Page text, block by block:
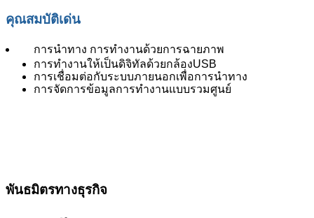
คุณสมบัติเด่น
การนำทาง การทำงานด้วยการฉายภาพ
การทำงานให้เป็นดิจิทัลด้วยกล้องUSB
การเชื่อมต่อกับระบบภายนอกเพื่อการนำทาง
การจัดการข้อมูลการทำงานแบบรวมศูนย์
พันธมิตรทางธุรกิจ